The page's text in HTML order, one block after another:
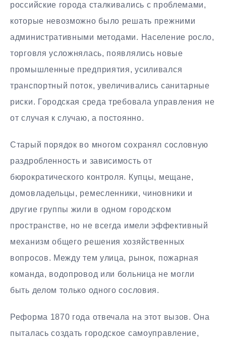
российские города сталкивались с проблемами,
которые невозможно было решать прежними
административными методами. Население росло,
торговля усложнялась, появлялись новые
промышленные предприятия, усиливался
транспортный поток, увеличивались санитарные
риски. Городская среда требовала управления не
от случая к случаю, а постоянно.
Старый порядок во многом сохранял сословную
раздробленность и зависимость от
бюрократического контроля. Купцы, мещане,
домовладельцы, ремесленники, чиновники и
другие группы жили в одном городском
пространстве, но не всегда имели эффективный
механизм общего решения хозяйственных
вопросов. Между тем улица, рынок, пожарная
команда, водопровод или больница не могли
быть делом только одного сословия.
Реформа 1870 года отвечала на этот вызов. Она
пыталась создать городское самоуправление,